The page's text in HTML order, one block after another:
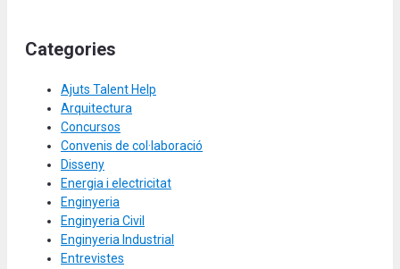
Categories
Ajuts Talent Help
Arquitectura
Concursos
Convenis de col·laboració
Disseny
Energia i electricitat
Enginyeria
Enginyeria Civil
Enginyeria Industrial
Entrevistes